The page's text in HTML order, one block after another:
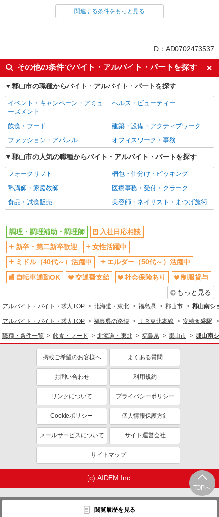
調理・調理補助・調理師
社会保険あり
車通勤OK
まかない・食事補助
産休・育休取得実績あり
社員登用あり
関連する条件をもっと見る
ID：AD0702473537
その他の条件でバイト・アルバイト・パートを探す
郡山市の職種からバイト・アルバイト・パートを探す
イベント・キャンペーン・アミュ
ーズメント
ヘルス・ビューティー
飲食・フード
建築・設備・アクティブワーク
ファッション・アパレル
オフィスワーク・事務
郡山市の人気の職種からバイト・アルバイト・パートを探す
フォークリフト
梱包・仕分け・ピッキング
塾講師・家庭教師
医療事務・受付・クラーク
食品・試食販売
美容師・ネイリスト・まつげ施術
TOPへ
閲覧履歴を見る
調理・調理補助・調理師
入社日応相談
新卒・第二新卒歓迎
女性活躍中
ミドル（40代～）活躍中
エルダー（50代～）活躍中
自転車通勤OK
交通費支給 社会保険あり
制服貸与
もっと見る
アルバイト・バイト・求人TOP 北海道・東北 福島県 郡山市 郡山南シ
アルバイト・バイト・求人TOP 福島県の路線 ＪＲ東北本線 安積永盛駅
職種・条件一覧 飲食・フード 北海道・東北 福島県 郡山市 郡山南
掲載ご希望のお客様へ よくある質問
お問い合わせ 利用規約
リンクについて プライバシーポリシー
Cookieポリシー 個人情報保護方針
メールサービスについて サイト運営会社
サイトマップ
(c) AIDEM Inc.